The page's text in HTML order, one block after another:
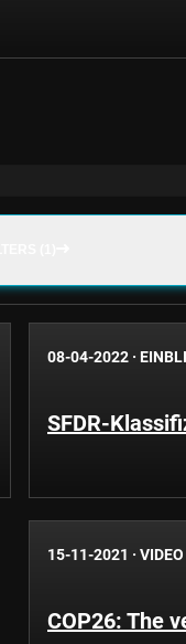
08-04-2022 ·
SFDR-
15-11-2021 · VIDEO
COP26: The